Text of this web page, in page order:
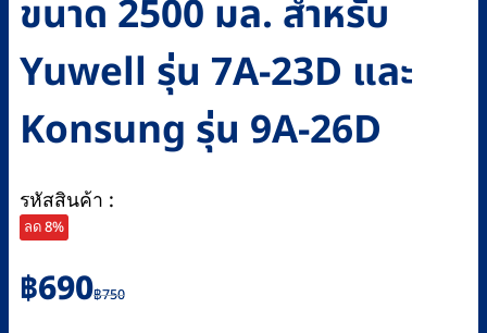
ขนาด 2500 มล. สำหรับ
Yuwell รุ่น 7A-23D และ
Konsung รุ่น 9A-26D
รหัสสินค้า :
ลด 8%
฿750
Original
price
฿690
Current
price